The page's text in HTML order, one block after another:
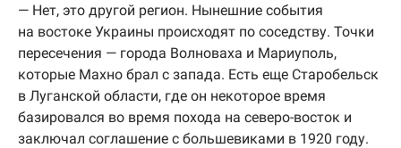
— Нет, это другой регион. Нынешние события
на востоке Украины происходят по соседству. Точки
пересечения — города Волноваха и Мариуполь,
которые Махно брал с запада. Есть еще Старобельск
в Луганской области, где он некоторое время
базировался во время похода на северо-восток и
заключал соглашение с большевиками в 1920 году.